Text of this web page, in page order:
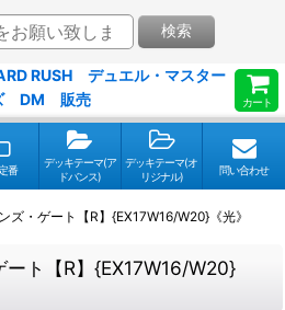
カート
検索
番
デッキテーマ(ア
ドバンス)
デッキテーマ(オ
リジナル)
問い合わせ
ズ・ゲート【R】{EX17W16/W20}《光》
ート【R】{EX17W16/W20}